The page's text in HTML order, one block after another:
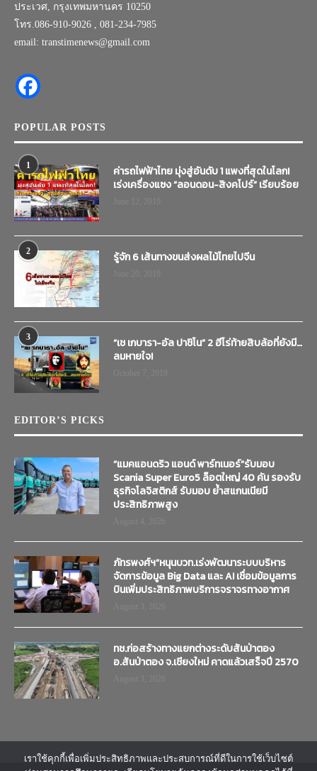
ประเวศ, กรุงเทพมหานคร 10250
โทร.086-910-9026 , 081-234-7985
email: transtimenews@gmail.com
POPULAR POSTS
1
ค่ารถไฟฟ้าไทย มุ่งสู่อันดับ 1 แพงที่สุดในโลก!
เร่งเครื่องแซง “ลอนดอน-สิงคโปร์” เรียบร้อย
2 รู้จัก 6 เส้นทางขนส่งผลไม้ไทยไปจีน
3
“เช เกบารา-อัล ปาชิโน” 2 ฮีโร่ท้ายสิบล้อที่ยังมี…
ลมหายใจ!
EDITOR’S PICKS
“แมคแอนดริว แอนด์ พาร์ทเนอร์”รับมอบ
Scania Super Euro5 ล็อตใหญ่ 40 คัน รองรับ
ธุรกิจโลจิสติกส์ รับมอบ ย้ำสแกนเนียมี
ประสิทธิภาพสูง
ภัทรพงศ์ฯ”หนุนบวท.เร่งพัฒนาระบบบริหาร
จัดการข้อมูล Big Data และ AI เชื่อมข้อมูลการ
บินเพิ่มประสิทธิภาพบริการจราจรทางอากาศ
ทช.ก่อสร้างทางแยกต่างระดับสันป่าตอง
อ.สันป่าตอง จ.เชียงใหม่ คาดแล้วเสร็จปี 2570
เราใช้คุกกี้เพื่อเพิ่มประสิทธิภาพและประสบการณ์ที่ดีในการใช้เว็บไซต์